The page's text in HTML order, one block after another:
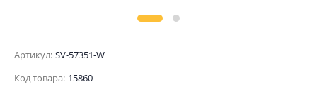
Артикул: SV-57351-W
Код товара: 15860